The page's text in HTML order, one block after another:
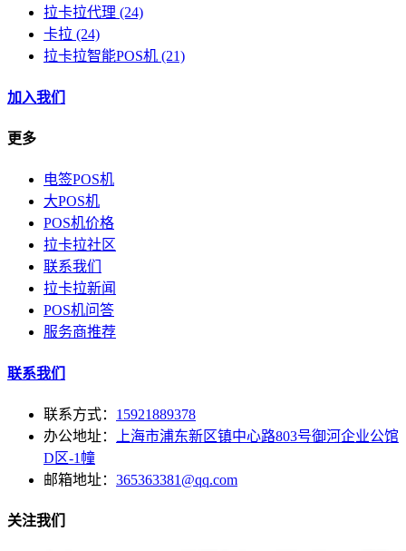
拉卡拉代理 (24)
卡拉 (24)
拉卡拉智能POS机 (21)
加入我们
更多
电签POS机
大POS机
POS机价格
拉卡拉社区
联系我们
拉卡拉新闻
POS机问答
服务商推荐
联系我们
联系方式： 15921889378
办公地址：
上海市浦东新区镇中心路803号御河企业公馆
D区-1幢
邮箱地址： 365363381@qq.com
关注我们